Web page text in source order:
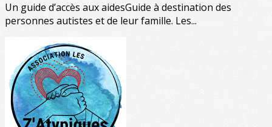
Un guide d’accès aux aidesGuide à destination des
personnes autistes et de leur famille. Les...